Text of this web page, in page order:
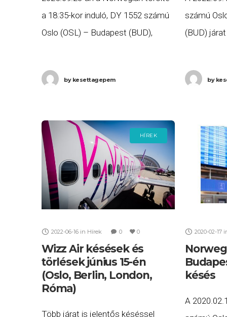
a 18:35-kor induló, DY 1552 számú
Oslo (OSL) – Budapest (BUD),
Oslo (OSL) járatait. Ha Ön
bykesettagepem
számú
(BUD)
DY 1551
by
HÍREK
2022-06-16 in Hírek 0 0
Wizz Air késések és
törlések június 15-én
(Oslo, Berlin, London,
Róma)
Több járat is jelentős késéssel
2020-02-17
késés
A